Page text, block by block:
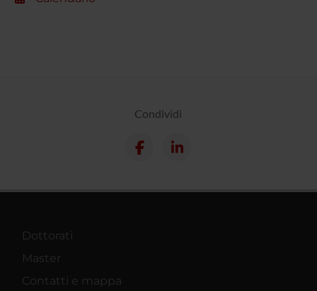
Condividi
Dottorati
Master
Contatti e mappa